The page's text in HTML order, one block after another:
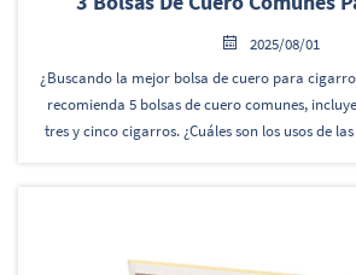
2025/08/01
¿Buscando la mejor bolsa de cuero para
recomienda 5 bolsas de cuero comunes,
tres y cinco cigarros. ¿Cuáles son los usos de